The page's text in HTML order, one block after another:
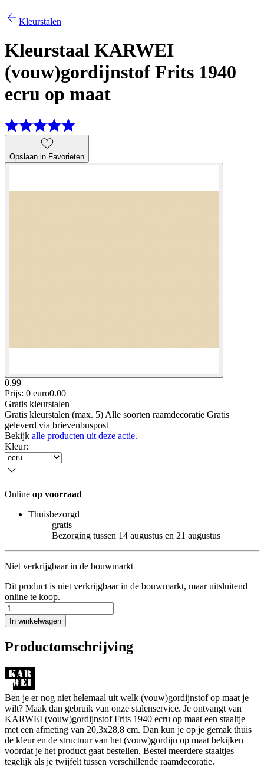
Kleurstalen
Kleurstaal KARWEI
(vouw)gordijnstof Frits 1940
ecru op maat
Opslaan in Favorieten
0.99
Prijs: 0 euro0.00
Gratis kleurstalen
Gratis kleurstalen (max. 5) Alle soorten raamdecoratie Gratis
geleverd via brievenbuspost
Bekijk alle producten uit deze actie.
Kleur:
Online op voorraad
Thuisbezorgd
gratis
Bezorging tussen 14 augustus en 21 augustus
Niet verkrijgbaar in de bouwmarkt
Dit product is niet verkrijgbaar in de bouwmarkt, maar uitsluitend
online te koop.
In winkelwagen
Productomschrijving
Ben je er nog niet helemaal uit welk (vouw)gordijnstof op maat je
wilt? Maak dan gebruik van onze stalenservice. Je ontvangt van
KARWEI (vouw)gordijnstof Frits 1940 ecru op maat een staaltje
met een afmeting van 20,3x28,8 cm. Dan kun je op je gemak thuis
de kleur en de structuur van het (vouw)gordijn op maat bekijken
voordat je het product gaat bestellen. Bestel meerdere staaltjes
tegelijk als je twijfelt tussen verschillende raamdecoratie.